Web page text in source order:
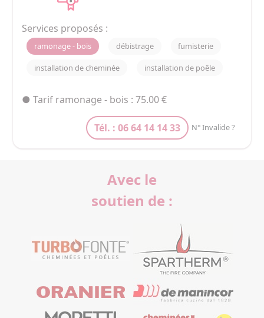
Services proposés :
ramonage - bois débistrage fumisterie
installation de cheminée installation de poêle
● Tarif ramonage - bois : 75.00 €
Tél. : 06 64 14 14 33 N° Invalide ?
Avec le
soutien de :